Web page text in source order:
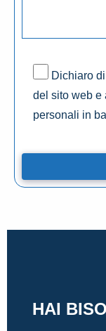
Dichiaro
del sito web e
personali in
HAI